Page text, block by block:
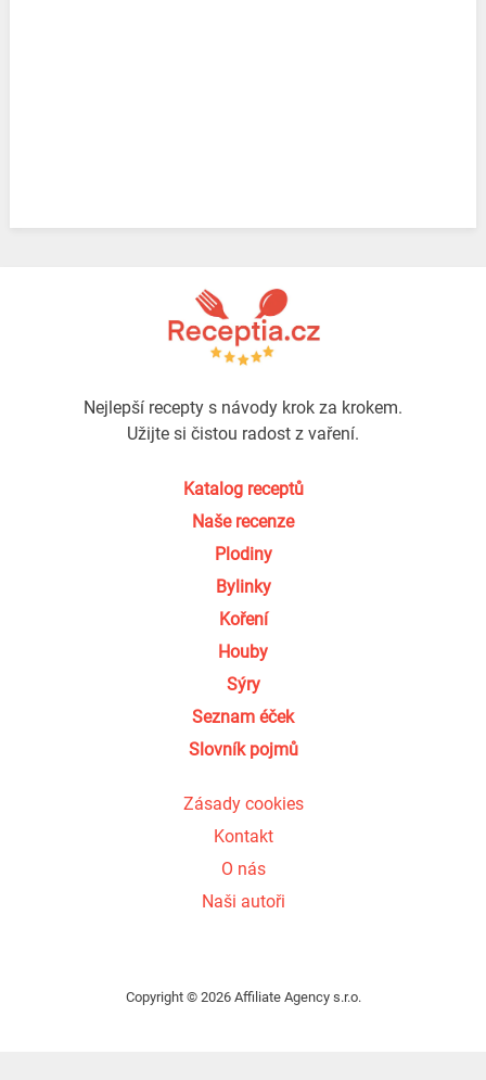
Nejlepší recepty s návody krok za krokem.
Užijte si čistou radost z vaření.
Katalog receptů
Naše recenze
Plodiny
Bylinky
Koření
Houby
Sýry
Seznam éček
Slovník pojmů
Zásady cookies
Kontakt
O nás
Naši autoři
Copyright © 2026 Affiliate Agency s.r.o.